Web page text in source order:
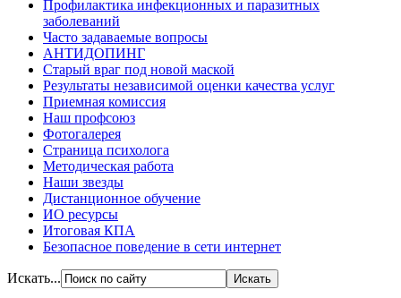
Профилактика инфекционных и паразитных
заболеваний
Часто задаваемые вопросы
АНТИДОПИНГ
Старый враг под новой маской
Результаты независимой оценки качества услуг
Приемная комиссия
Наш профсоюз
Фотогалерея
Страница психолога
Методическая работа
Наши звезды
Дистанционное обучение
ИО ресурсы
Итоговая КПА
Безопасное поведение в сети интернет
Искать...